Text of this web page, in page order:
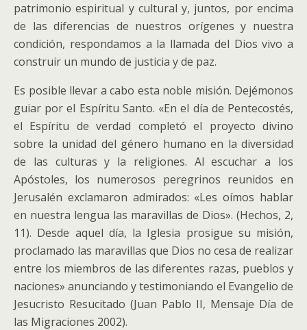
patrimonio espiritual y cultural y, juntos, por encima
de las diferencias de nuestros orígenes y nuestra
condición, respondamos a la llamada del Dios vivo a
construir un mundo de justicia y de paz.
Es posible llevar a cabo esta noble misión. Dejémonos
guiar por el Espíritu Santo. «En el día de Pentecostés,
el Espíritu de verdad completó el proyecto divino
sobre la unidad del género humano en la diversidad
de las culturas y la religiones. Al escuchar a los
Apóstoles, los numerosos peregrinos reunidos en
Jerusalén exclamaron admirados: «Les oímos hablar
en nuestra lengua las maravillas de Dios». (Hechos, 2,
11). Desde aquel día, la Iglesia prosigue su misión,
proclamado las maravillas que Dios no cesa de realizar
entre los miembros de las diferentes razas, pueblos y
naciones» anunciando y testimoniando el Evangelio de
Jesucristo Resucitado (Juan Pablo II, Mensaje Día de
las Migraciones 2002).